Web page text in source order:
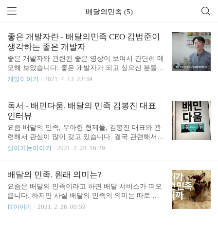
배달의민족 (5)
좋은 개발자란 - 배달의민족 CEO 김범준이
생각하는 좋은 개발자
좋은 개발자와 관련된 좋은 영상이 보여서 간단히 메
모해 보았습니다. 좋은 개발자가 되고 싶으신 분들은
꼭 보시길 추천드립니다. 배달의민족 CEO에게 뽑고
면 좋겠다. 결국은 우리에게 주어진 비즈니스 문제를
해결하는 사람으로 생각하는 것이 좋겠다. 때로는 문
제를 해결하는 가장 좋은 방법이 정책을 바꾸고 프로
그래밍을 안 하는 것일 수도 있거든요. 그리고 엘리
베이터 이야기가 나옵니다. 기다리는 게 지루하다는
불만에 대해서 어떤 회사는 엄청난 돈을 투자해서 엘
울을 설치합니다. 문제를 해결하는 방법에는 여러 가
지가 있을 수 있습니다. 잘 생각해 보면 적은 비용으..
개발이야기 2021. 7. 13. 23:39
독서 - 배민다움. 배달의 민족 김봉진 대표
인터뷰
요즘 배달의 민족, 우아한 형제들, 김봉진 대표와 관
련해서 관심이 많이 갖고 있습니다. 결국 관련해서
책도 몇 권 구입하고 절판된 책은 도서관에 상호대차
로 없는 거 같은데요. 배민 다움이라는 책이 이북으
로 있어서 이 책을 먼저 읽게 되었습니다. 배민다움
책은 홍성태 교수가 김봉진 대표를 인터뷰 한 내용을
의 상황을 기준으로 합니다. 회사도 석촌호수 옆에
살아가는이야기 2021. 2. 28. 16:29
배달의 민족. 원래 의미는?
요즘은 배달의 민족이라고 하면 배달 서비스가 떠오
릅니다. 하지만 사실 배달의 민족의 의미는 따로 있
습니다. 배달 민족의 후예 - 동양일보 '이땅의 푸른 깃
IT이야기 2021. 2. 26. 00:59